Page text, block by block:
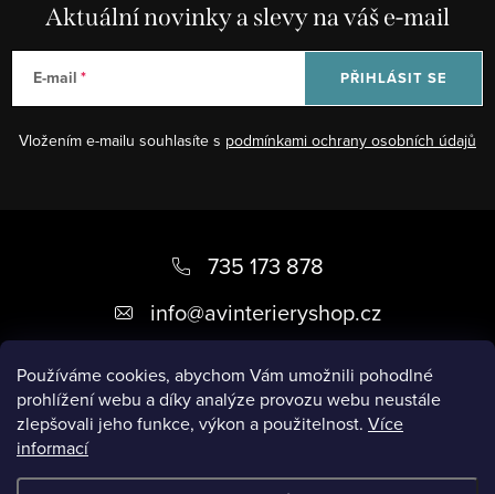
Používáme cookies, abychom Vám umožnili pohodlné
prohlížení webu a díky analýze provozu webu neustále
zlepšovali jeho funkce, výkon a použitelnost. Více
informací
Aktuální novinky a slevy na váš e-mail
E-mail
Vložením e-mailu souhlasíte s podmínkami ochrany osobních údajů
PŘIHLÁSIT SE
a
735 173 878
info@avinterieryshop.cz
Užitečné informace